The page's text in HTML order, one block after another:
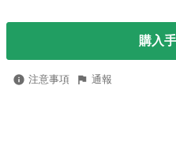
購入
注意事項 通報